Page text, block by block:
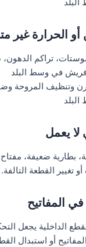
تراكم
فريش في وسط البلد
وتنظيف المروحة
بطارية ضعيفة،
تغيير القطعة التالفة.
الداخلية يجعل
أو استبدال